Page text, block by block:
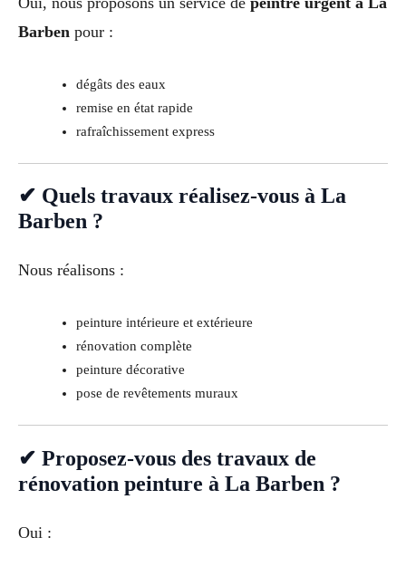
Barben pour :
dégâts des eaux
remise en état rapide
rafraîchissement express
✔ Quels travaux réalisez-vous à La
Barben ?
Nous réalisons :
peinture intérieure et extérieure
rénovation complète
peinture décorative
pose de revêtements muraux
✔ Proposez-vous des travaux de
rénovation peinture à La Barben ?
Oui :